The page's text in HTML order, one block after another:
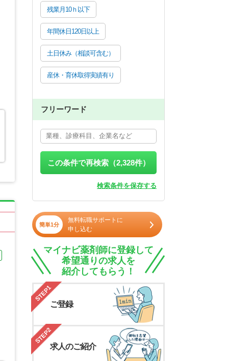
残業月10ｈ以下
年間休日120日以上
土日休み（相談可含む）
産休・育休取得実績有り
フリーワード
この条件で再検索（2,328件）
検索条件を保存する
簡単1分
無料転職サポートに
申し込む
マイナビ薬剤師に登録して
希望通りの求人を
紹介してもらう！
STEP1
ご登録
STEP2
求人のご紹介